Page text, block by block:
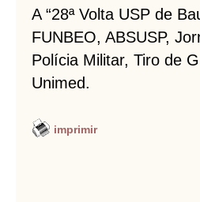
A “28ª Volta USP de
FUNBEO, ABSUSP,
Polícia Militar, Tiro de
imprimir